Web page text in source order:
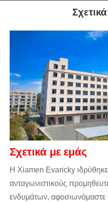
Σχετικά με εμάς
Η Xiamen Evaricky
ανταγωνιστικούς
ενδυμάτων, αφοσιωνόμαστε